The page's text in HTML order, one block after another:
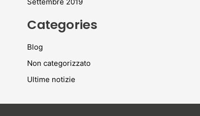
Categories
Blog
Non categorizzato
Ultime notizie